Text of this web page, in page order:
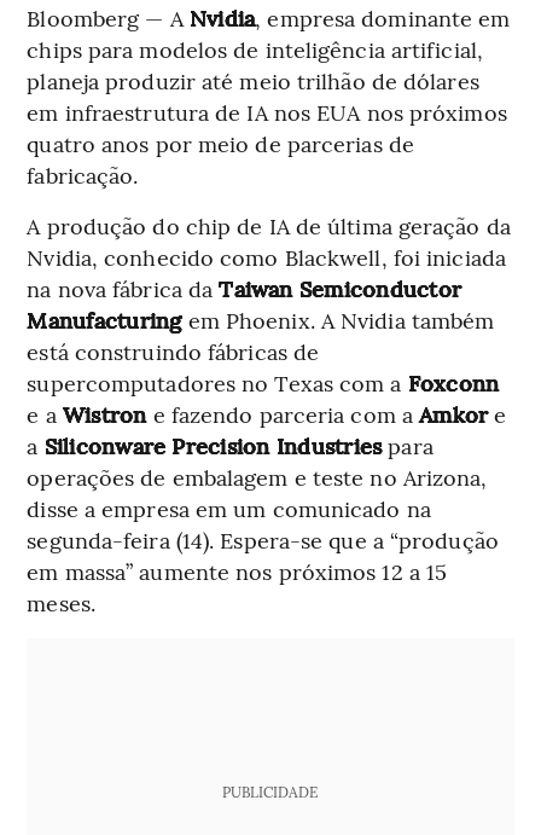
Bloomberg — A Nvidia, empresa dominante em
chips para modelos de inteligência artificial,
planeja produzir até meio trilhão de dólares
em infraestrutura de IA nos EUA nos próximos
quatro anos por meio de parcerias de
fabricação.
A produção do chip de IA de última geração da
Nvidia, conhecido como Blackwell, foi iniciada
na nova fábrica daTaiwan Semiconductor
Manufacturingem Phoenix. A Nvidia também
está construindo fábricas de
supercomputadores no Texas com a Foxconn
e a Wistrone fazendo parceria com aAmkore
a Siliconware Precision Industriespara
operações de embalagem e teste no Arizona,
disse a empresa em um comunicado na
segunda-feira (14). Espera-se que a “produção
em massa” aumente nos próximos 12 a 15
meses.
PUBLICIDADE